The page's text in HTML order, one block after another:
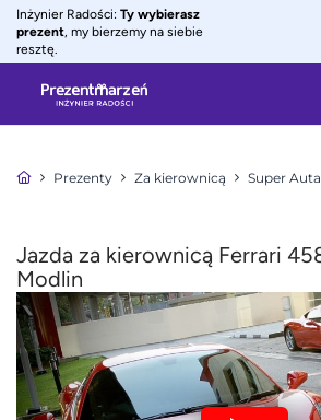
Inżynier Radości: Ty wybierasz
prezent, my bierzemy na siebie
resztę.
Prezenty Za kierownicą Super Auta
Jazda za kierownicą Ferrari
Modlin